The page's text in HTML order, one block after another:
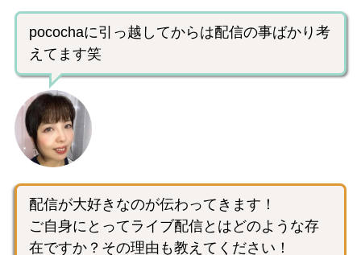
pocochaに引っ越してからは配信の事ばかり考
えてます笑
配信が大好きなのが伝わってきます！
ご自身にとってライブ配信とはどのような存
在ですか？その理由も教えてください！